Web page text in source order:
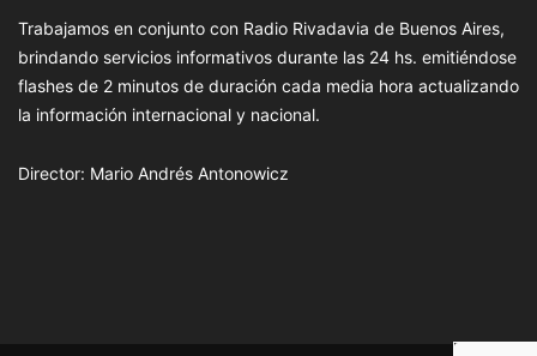
Trabajamos en conjunto con Radio Rivadavia de Buenos Aires,
brindando servicios informativos durante las 24 hs. emitiéndose
flashes de 2 minutos de duración cada media hora actualizando
la información internacional y nacional.
Director: Mario Andrés Antonowicz